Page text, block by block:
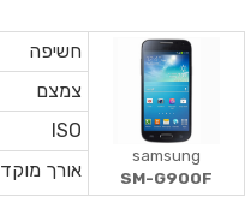
חשיפה
צמצם
ISO
אורך מוקד
samsung
SM-G900F